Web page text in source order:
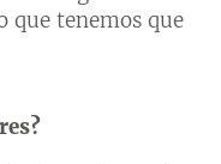
que tenemos que